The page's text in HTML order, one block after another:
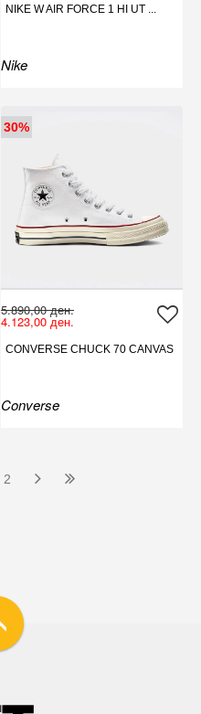
NIKE W AIR FORCE 1 HI UT ...
Nike
30%
5.890,00 ден.
4.123,00 ден.
CONVERSE CHUCK 70 CANVAS
Converse
2